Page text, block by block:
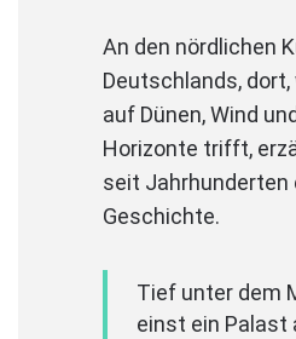
An den nördlichen
Deutschlands,
auf Dünen, Wind
Horizonte trifft,
seit Jahrhunderten
Geschichte.
Tief unter dem
einst ein Palast